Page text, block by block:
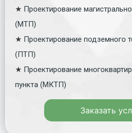
★ Проектирование
(МТП)
★ Проектирование подземного
(ПТП)
★ Проектирование
пункта (МКТП)
Заказать